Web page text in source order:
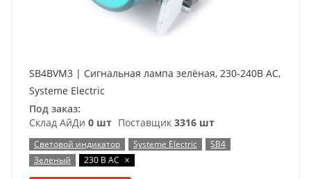
SB4BVM3 | Сигнальная лампа зелёная, 230-240В АС,
Systeme Electric
Под заказ:
Склад АйДи 0 шт Поставщик 3316 шт
Световой индикатор Systeme Electric
SB4
Зеленый
230 В AC x